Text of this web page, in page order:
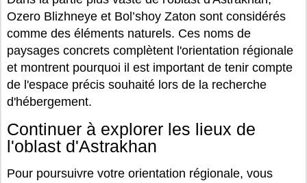
Ozero Blizhneye et Bol’shoy Zaton sont considérés
comme des éléments naturels. Ces noms de
paysages concrets complètent l'orientation régionale
et montrent pourquoi il est important de tenir compte
de l'espace précis souhaité lors de la recherche
d'hébergement.
Continuer à explorer les lieux de
l'oblast d'Astrakhan
Pour poursuivre votre orientation régionale, vous